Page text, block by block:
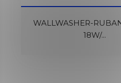
WALLWASHER-
18W/...